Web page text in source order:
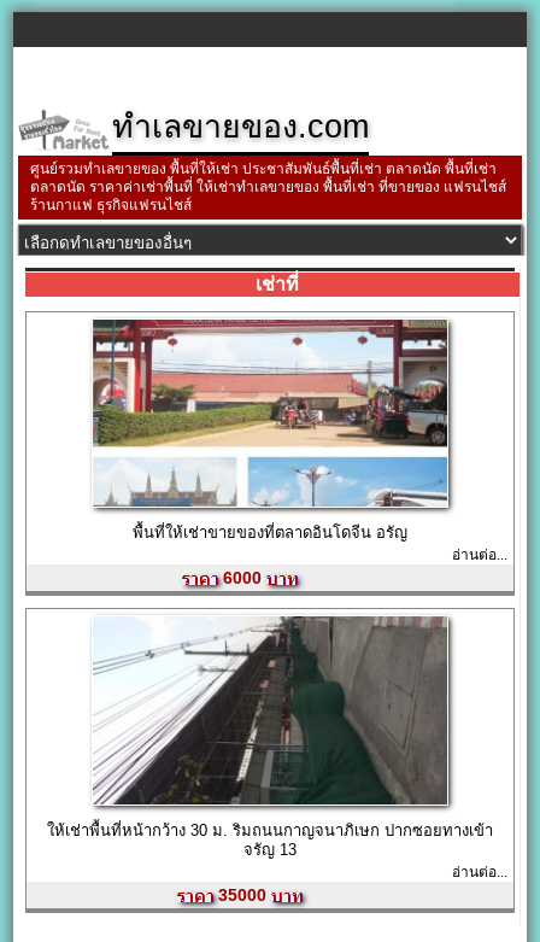
ทำเลขายของ.com
ศูนย์รวมทำเลขายของ พื้นที่ให้เช่า ประชาสัมพันธ์พื้นที่เช่า ตลาดนัด พื้นที่เช่า
ตลาดนัด ราคาค่าเช่าพื้นที่ ให้เช่าทำเลขายของ พื้นที่เช่า ที่ขายของ แฟรนไชส์
ร้านกาแฟ ธุรกิจแฟรนไชส์
เช่าที่
พื้นที่ให้เช่าขายของที่ตลาดอินโดจีน อรัญ
อ่านต่อ...
6000
ให้เช่าพื้นที่หน้ากว้าง 30 ม. ริมถนนกาญจนาภิเษก ปากซอยทางเข้า
จรัญ 13
อ่านต่อ...
35000